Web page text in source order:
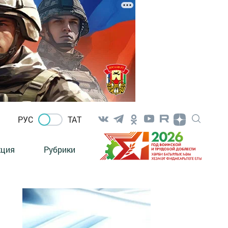
РУС ТАТ
Рубрики